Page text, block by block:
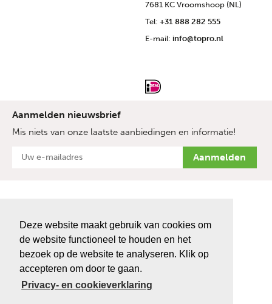
Deze website maakt gebruik van cookies om
de website functioneel te houden en het
bezoek op de website te analyseren. Klik op
accepteren om door te gaan.
Privacy- en cookieverklaring
7681 KC Vroomshoop (NL)
Tel: +31 888 282 555
E-mail: info@topro.nl
Aanmelden nieuwsbrief
Mis niets van onze laatste aanbiedingen en informatie!